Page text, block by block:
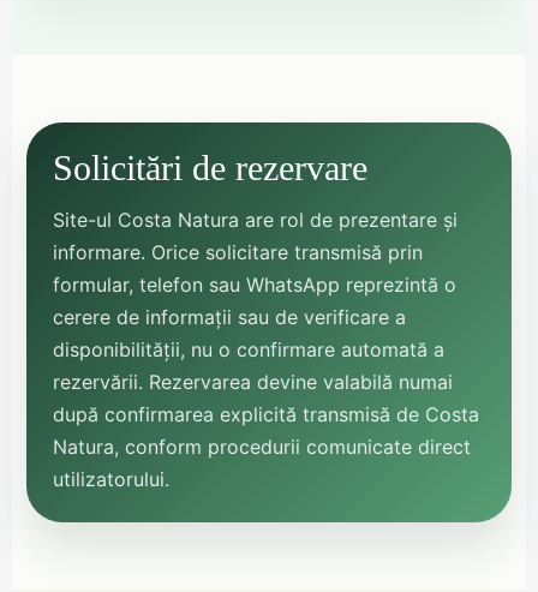
Solicitări de rezervare
Site-ul Costa Natura are rol de prezentare și
informare. Orice solicitare transmisă prin
formular, telefon sau WhatsApp reprezintă o
cerere de informații sau de verificare a
disponibilității, nu o confirmare automată a
rezervării. Rezervarea devine valabilă numai
după confirmarea explicită transmisă de Costa
Natura, conform procedurii comunicate direct
utilizatorului.